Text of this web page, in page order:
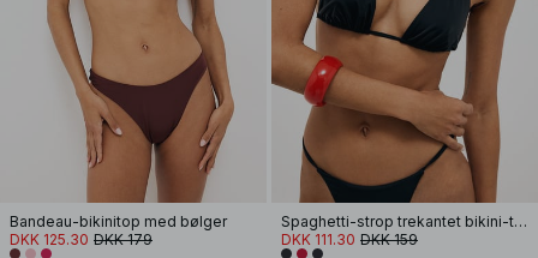
Bandeau-bikinitop med bølger
DKK 125.30 DKK 179
Spaghetti-strop trekantet bikini-top
DKK 111.30 DKK 159